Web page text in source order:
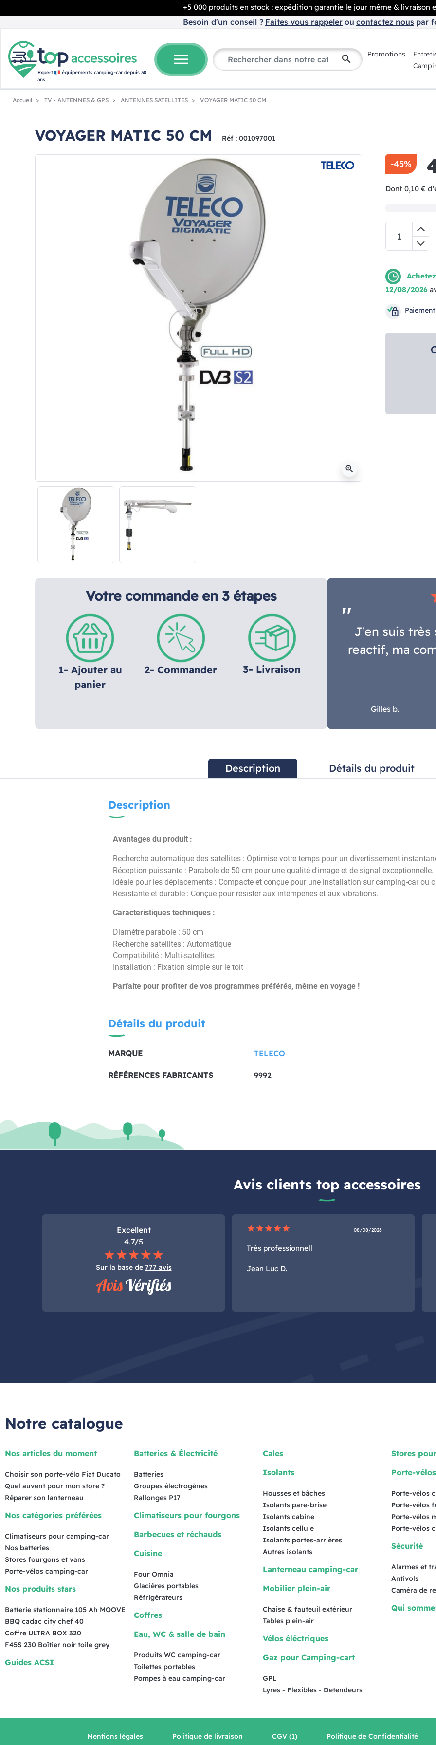
+5 000 produits en stock : expédition garantie le jour même & livraison
Besoin d'un conseil ? Faites vous rappeler ou contactez nous par
Expert
équipements camping-car depuis 38
ans
menu search Promotions
Accueil TV - ANTENNES & GPS ANTENNES SATELLITES VOYAGER MATIC 50 CM
VOYAGER MATIC 50 CM Réf : 001097001
zoom_in
-45%
Dont 0,10 €
12/08/2026
Votre commande en 3 étapes
1- Ajouter au
panier
2- Commander 3- Livraison
J'en suis très
reactif, ma
Gilles b.
Description Détails du produit
Description
Avantages du produit :
Recherche automatique des satellites : Optimise votre temps pour un divertissement
Réception puissante : Parabole de 50 cm pour une qualité d'image et de signal exceptionnelle.
Idéale pour les déplacements : Compacte et conçue pour une installation sur camping-car ou
Résistante et durable : Conçue pour résister aux intempéries et aux vibrations.
Caractéristiques techniques :
Diamètre parabole : 50 cm
Recherche satellites : Automatique
Compatibilité : Multi-satellites
Installation : Fixation simple sur le toit
Parfaite pour profiter de vos programmes préférés, même en voyage !
Détails du produit
MARQUE TELECO
RÉFÉRENCES FABRICANTS 9992
Avis clients top accessoires
Excellent
4.7/5
Sur la base de 777 avis
star star star star star 08/08/2026
Très professionnell
Jean Luc D.
Notre catalogue
Nos articles du moment
Choisir son porte-vélo Fiat Ducato
Quel auvent pour mon store ?
Réparer son lanterneau
Nos catégories préférées
Climatiseurs pour camping-car
Nos batteries
Stores fourgons et vans
Porte-vélos camping-car
Nos produits stars
Batterie stationnaire 105 Ah MOOVE
BBQ cadac city chef 40
Coffre ULTRA BOX 320
F45S 230 Boîtier noir toile grey
Guides ACSI
Batteries & Électricité
Batteries
Groupes électrogènes
Rallonges P17
Climatiseurs pour fourgons
Barbecues et réchauds
Cuisine
Four Omnia
Glacières portables
Réfrigérateurs
Coffres
Eau, WC & salle de bain
Produits WC camping-car
Toilettes portables
Pompes à eau camping-car
Cales
Isolants
Housses et bâches
Isolants pare-brise
Isolants cabine
Isolants cellule
Isolants portes-arrières
Autres isolants
Lanterneau camping-car
Mobilier plein-air
Chaise & fauteuil extérieur
Tables plein-air
Vélos éléctriques
Gaz pour Camping-cart
GPL
Lyres - Flexibles - Detendeurs
Stores
Porte-vélos
Porte-vélos
Porte-vélos
Porte-vélos
Porte-vélos
Sécurité
Alarmes et
Antivols
Caméra de
Qui
Mentions légales Politique de livraison CGV (1) Politique de Confidentialité